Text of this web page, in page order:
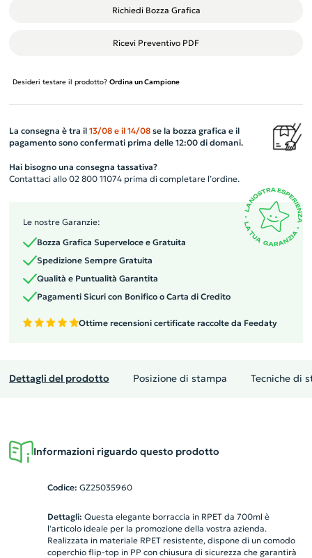
Richiedi Bozza Grafica
Ricevi Preventivo PDF
Desideri testare il prodotto? Ordina un Campione
La consegna è tra il 13/08 e il 14/08se la bozza grafica e il
pagamento sono confermati prima delle 12:00 di domani.
Hai bisogno una consegna tassativa?
Contattaci allo 02 800 11074 prima di completare l’ordine.
Le nostre Garanzie:
Bozza Grafica Superveloce e Gratuita
Spedizione Sempre Gratuita
Qualità e Puntualità Garantita
Pagamenti Sicuri con Bonifico o Carta di Credito
Ottime recensioni certificate raccolte da Feedaty
Dettagli del prodotto Posizione di stampa Tecniche di
Informazioni riguardo questo prodotto
Codice: GZ25035960
Dettagli: Questa elegante borraccia in RPET da 700ml è
l'articolo ideale per la promozione della vostra azienda.
Realizzata in materiale RPET resistente, dispone di un comodo
coperchio flip-top in PP con chiusura di sicurezza che garantirà